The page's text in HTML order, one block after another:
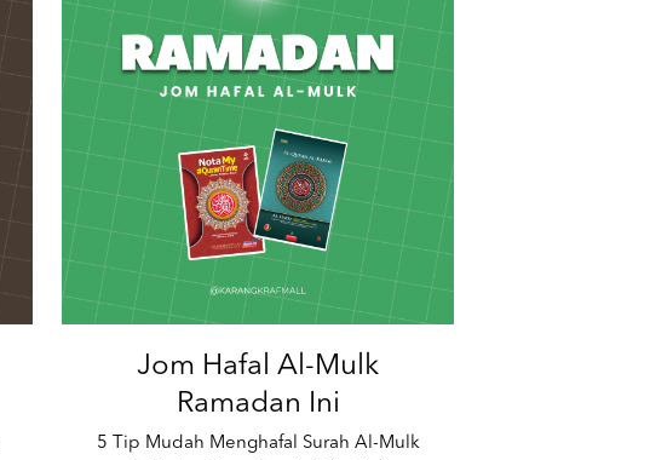
Jom Hafal Al-Mulk
Ramadan Ini
5 Tip Mudah Menghafal Surah Al-Mulk